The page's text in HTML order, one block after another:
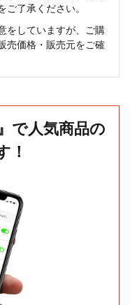
了承ください。
をしていますが、ご購
売価格・販売元をご確
で人気商品の
！